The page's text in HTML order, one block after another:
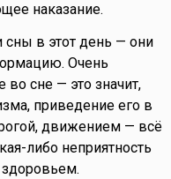
наказание.
сны в этот день — они
Очень
во сне — это значит,
приведение его в
движением — всё
либо неприятность